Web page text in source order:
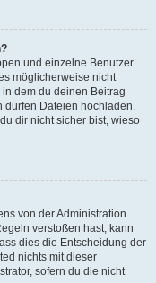
und einzelne Benutzer
möglicherweise nicht
dem du deinen Beitrag
dürfen Dateien hochladen.
dir nicht sicher bist, wieso
von der Administration
verstoßen hast, kann
dies die Entscheidung der
nichts mit dieser
sofern du die nicht